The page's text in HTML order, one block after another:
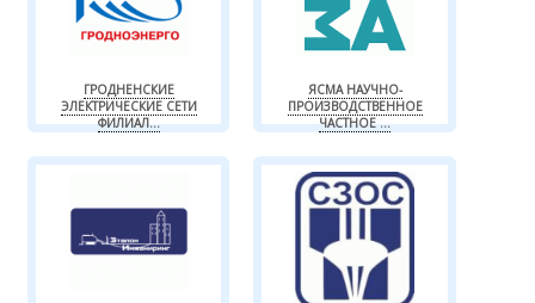
ГРОДНЕНСКИЕ
ЭЛЕКТРИЧЕСКИЕ СЕТИ
ФИЛИАЛ...
ЯСМА НАУЧНО-
ПРОИЗВОДСТВЕННОЕ
ЧАСТНОЕ ...